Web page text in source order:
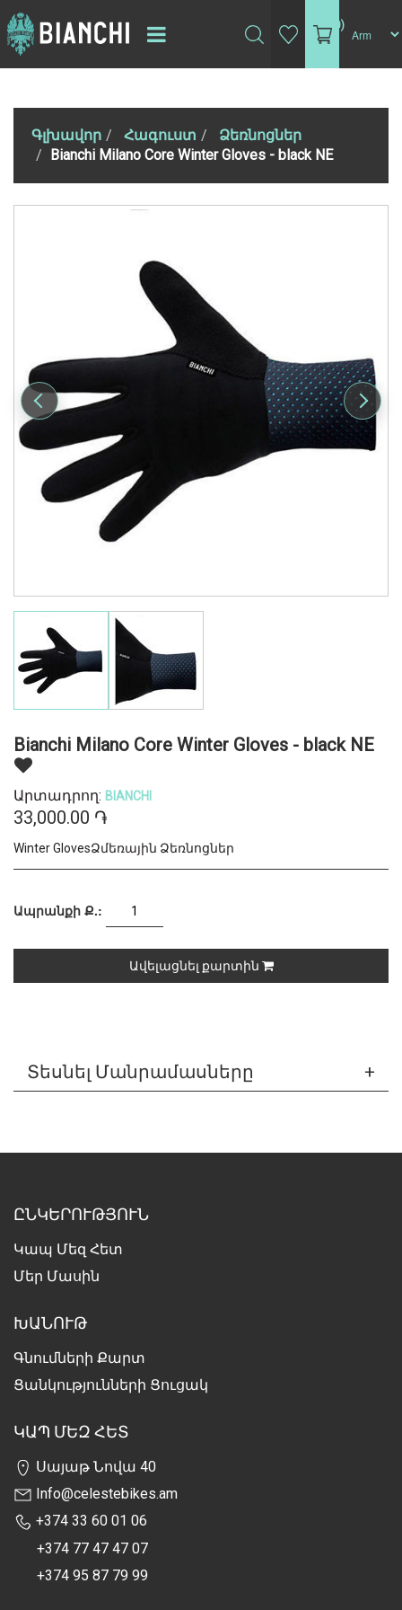
(0)
Գլխավոր Հագուստ
Ձեռնոցներ
Bianchi Milano Core Winter Gloves - black NE
Bianchi Milano Core Winter Gloves - black NE
Արտադրող: BIANCHI
33,000.00 ֏
Winter GlovesՁմեռային Ձեռնոցներ
Ապրանքի Ք.:
Ավելացնել քարտին
Տեսնել Մանրամասները
ԸՆԿԵՐՈՒԹՅՈՒՆ
Կապ Մեզ Հետ
Մեր Մասին
ԽԱՆՈՒԹ
Գնումների Քարտ
Ցանկությունների Ցուցակ
ԿԱՊ ՄԵԶ ՀԵՏ
Սայաթ Նովա 40
Info@celestebikes.am
+374 33 60 01 06
+374 77 47 47 07
+374 95 87 79 99